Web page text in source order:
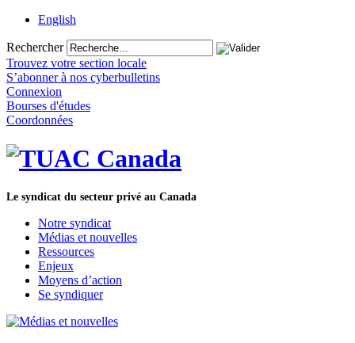
English
Rechercher
Trouvez votre section locale
S’abonner à nos cyberbulletins
Connexion
Bourses d'études
Coordonnées
Le syndicat du secteur privé au Canada
Notre syndicat
Médias et nouvelles
Ressources
Enjeux
Moyens d’action
Se syndiquer